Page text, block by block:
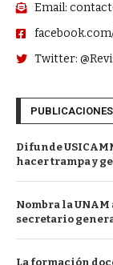
Email:
Twitter:
Difunde
hacer trampa y
Nombra la UNAM
secretario
La formación